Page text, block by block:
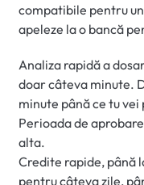
compatibile pentru
apeleze la o bancă
Analiza rapidă a
doar câteva minute.
minute până ce tu
Perioada de
alta.
Credite rapide, până
pentru câteva zile,